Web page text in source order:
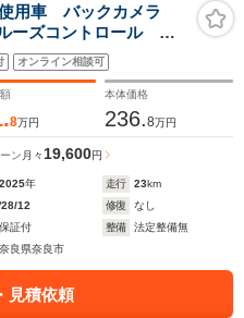
用車 バックカメラ
ーズコントロール レ
テム オートライト
ル スマートキー 電
オンライン相談可
8万円
本体価格
236.8万円
ン 月々 19,600円
2025年 走行 23km
'28/12 修復
なし
保証付 整備
法定整備無
奈良県奈良市
見積依頼